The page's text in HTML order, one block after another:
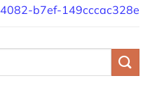
4082-b7ef-149cccac328e